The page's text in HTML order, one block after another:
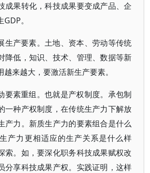
成果转化，科技成果要变成产品、企
。
生产要素。土地、资本、劳动等传统
降低，知识、技术、管理、数据等新
来越大，要激活新生产要素。
要素重组。也就是产权制度。承包制
一种产权制度，在传统生产力下解放
产力。新质生产力的要素组合是什么
产力更相适应的生产关系是什么样
索。如，要深化职务科技成果赋权改
分享科技成果产权。实践证明，这样